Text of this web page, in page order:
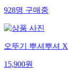
928명구매중
오뚜기 뿌셔뿌셔
15,900원